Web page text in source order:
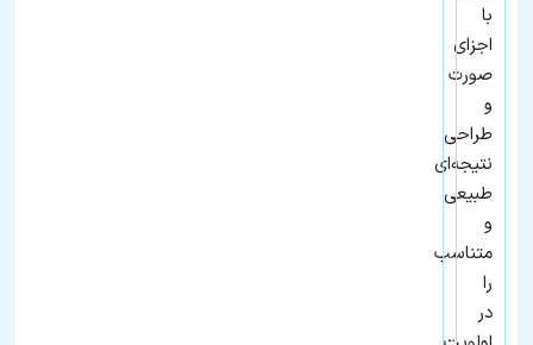
با
اجزای
صورت
و
طراحی
نتیجه‌ای
طبیعی
و
متناسب
را
در